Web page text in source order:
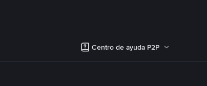
Centro de ayuda P2P